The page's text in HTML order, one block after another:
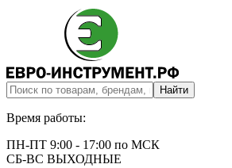
Время работы:
ПН-ПТ 9:00 - 17:00 по МСК
СБ-ВС ВЫХОДНЫЕ